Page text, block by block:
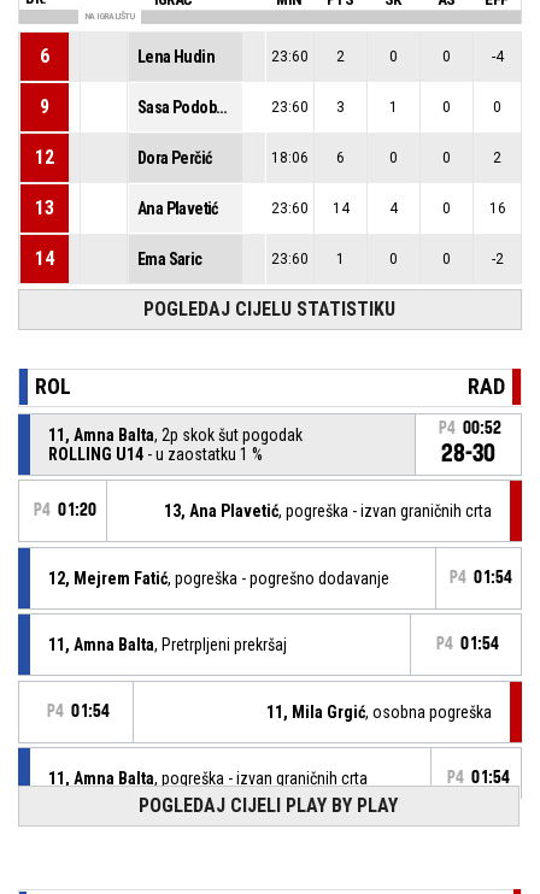
NA IGRALIŠTU
6 Lena Hudin 23:60 2 0 0 -4
9 Sasa Podobnik 23:60 3 1 0 0
12 Dora Perčić 18:06 6 0 0 2
13 Ana Plavetić 23:60 14 4 0 16
14 Ema Saric 23:60 1 0 0 -2
POGLEDAJ CIJELU STATISTIKU
ROL RAD
11, Amna Balta, 2p skok šut pogodak
ROLLING U14 - u zaostatku 1 %
P4 00:52
28-30
P4 01:20 13, Ana Plavetić, pogreška - izvan graničnih crta
12, Mejrem Fatić, pogreška - pogrešno dodavanje P4 01:54
11, Amna Balta, Pretrpljeni prekršaj P4 01:54
P4 01:54 11, Mila Grgić, osobna pogreška
11, Amna Balta, pogreška - izvan graničnih crta P4 01:54
P4 01:55
POGLEDAJ CIJELI PLAY BY PLAY